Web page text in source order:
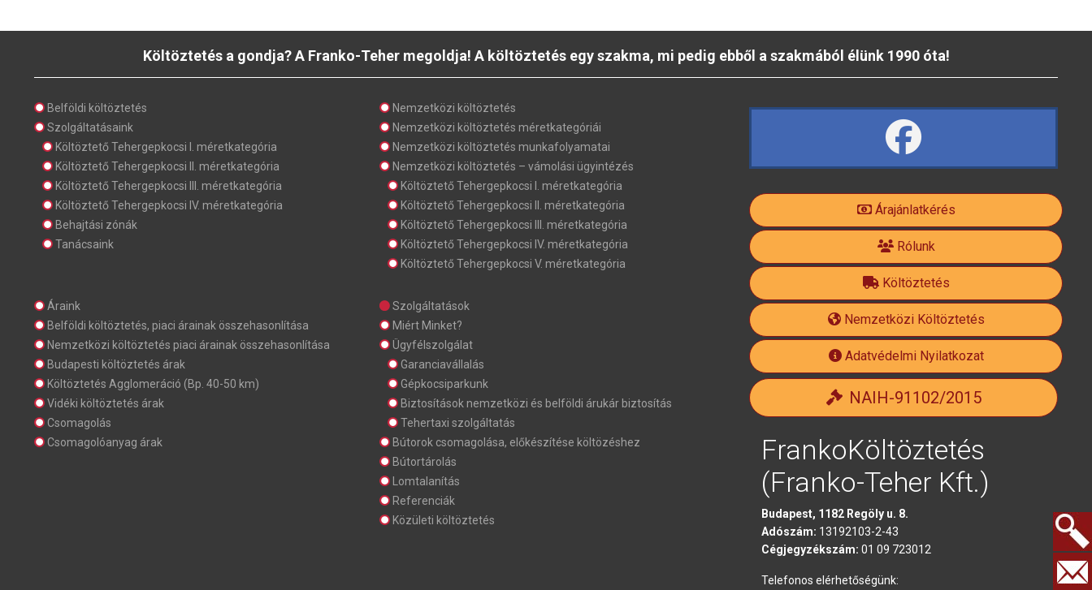
Költöztetés a gondja? A Franko-Teher megoldja! A költöztetés egy szakma, mi pedig ebből a szakmából élünk 1990 óta!
Belföldi költöztetés
Szolgáltatásaink
Költöztető Tehergepkocsi I. méretkategória
Költöztető Tehergepkocsi II. méretkategória
Költöztető Tehergepkocsi III. méretkategória
Költöztető Tehergepkocsi IV. méretkategória
Behajtási zónák
Tanácsaink
Nemzetközi költöztetés
Nemzetközi költöztetés méretkategóriái
Nemzetközi költöztetés munkafolyamatai
Nemzetközi költöztetés – vámolási ügyintézés
Költöztető Tehergepkocsi I. méretkategória
Költöztető Tehergepkocsi II. méretkategória
Költöztető Tehergepkocsi III. méretkategória
Költöztető Tehergepkocsi IV. méretkategória
Költöztető Tehergepkocsi V. méretkategória
Áraink
Belföldi költöztetés, piaci árainak összehasonlítása
Nemzetközi költöztetés piaci árainak összehasonlítása
Budapesti költöztetés árak
Költöztetés Agglomeráció (Bp. 40-50 km)
Vidéki költöztetés árak
Csomagolás
Csomagolóanyag árak
Szolgáltatások
Miért Minket?
Ügyfélszolgálat
Garanciavállalás
Gépkocsiparkunk
Biztosítások nemzetközi és belföldi árukár biztosítás
Tehertaxi szolgáltatás
Bútorok csomagolása, előkészítése költözéshez
Bútortárolás
Lomtalanítás
Referenciák
Közületi költöztetés
fa
fa-
facebook-
official
Árajánlatkérés
Rólunk
Költöztetés
Nemzetközi Költöztetés
Adatvédelmi Nyilatkozat
NAIH-91102/2015
FrankoKöltöztetés
(Franko-Teher Kft.)
Budapest, 1182 Regöly u. 8.
Adószám: 13192103-2-43
Cégjegyzékszám: 01 09 723012
Telefonos elérhetőségünk: